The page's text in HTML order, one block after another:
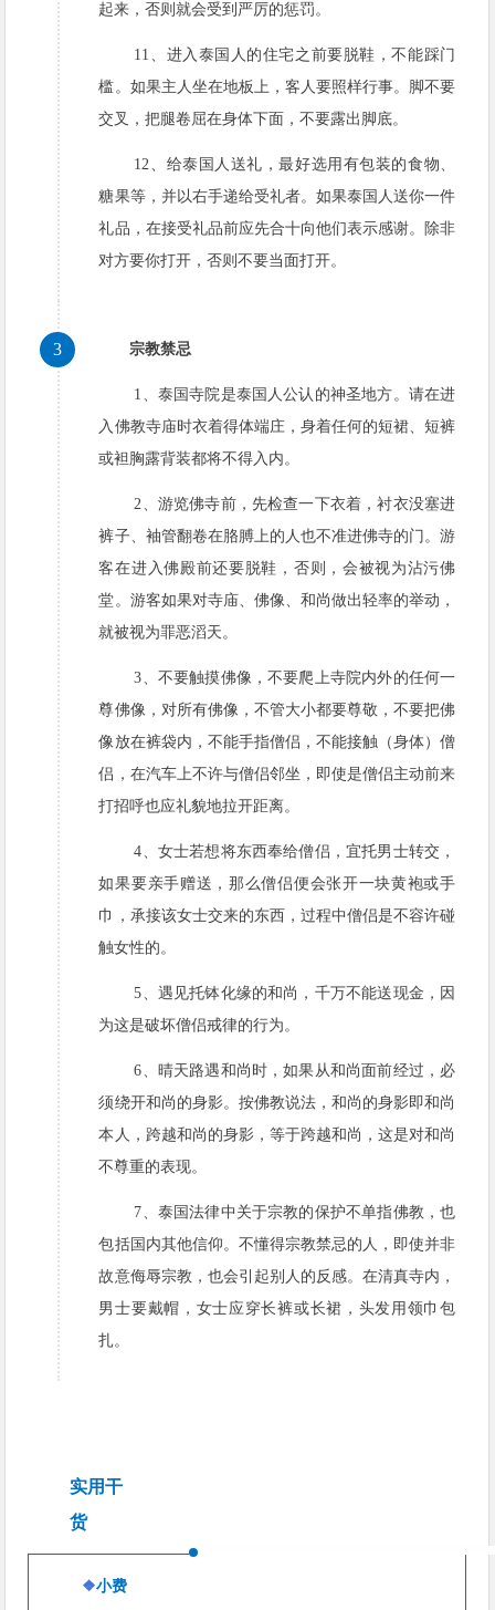
起来，否则就会受到严厉的惩罚。
11、进入泰国人的住宅之前要脱鞋，不能踩门
槛。如果主人坐在地板上，客人要照样行事。脚不要
交叉，把腿卷屈在身体下面，不要露出脚底。
12、给泰国人送礼，最好选用有包装的食物、
糖果等，并以右手递给受礼者。如果泰国人送你一件
礼品，在接受礼品前应先合十向他们表示感谢。除非
对方要你打开，否则不要当面打开。
3 宗教禁忌
1、泰国寺院是泰国人公认的神圣地方。请在进
入佛教寺庙时衣着得体端庄，身着任何的短裙、短裤
或袒胸露背装都将不得入内。
2、游览佛寺前，先检查一下衣着，衬衣没塞进
裤子、袖管翻卷在胳膊上的人也不准进佛寺的门。游
客在进入佛殿前还要脱鞋，否则，会被视为沾污佛
堂。游客如果对寺庙、佛像、和尚做出轻率的举动，
就被视为罪恶滔天。
3、不要触摸佛像，不要爬上寺院内外的任何一
尊佛像，对所有佛像，不管大小都要尊敬，不要把佛
像放在裤袋内，不能手指僧侣，不能接触（身体）僧
侣，在汽车上不许与僧侣邻坐，即使是僧侣主动前来
打招呼也应礼貌地拉开距离。
4、女士若想将东西奉给僧侣，宜托男士转交，
如果要亲手赠送，那么僧侣便会张开一块黄袍或手
巾，承接该女士交来的东西，过程中僧侣是不容许碰
触女性的。
5、遇见托钵化缘的和尚，千万不能送现金，因
为这是破坏僧侣戒律的行为。
6、晴天路遇和尚时，如果从和尚面前经过，必
须绕开和尚的身影。按佛教说法，和尚的身影即和尚
本人，跨越和尚的身影，等于跨越和尚，这是对和尚
不尊重的表现。
7、泰国法律中关于宗教的保护不单指佛教，也
包括国内其他信仰。不懂得宗教禁忌的人，即使并非
故意侮辱宗教，也会引起别人的反感。在清真寺内，
男士要戴帽，女士应穿长裤或长裙，头发用领巾包
扎。
实用干
货
❖小费